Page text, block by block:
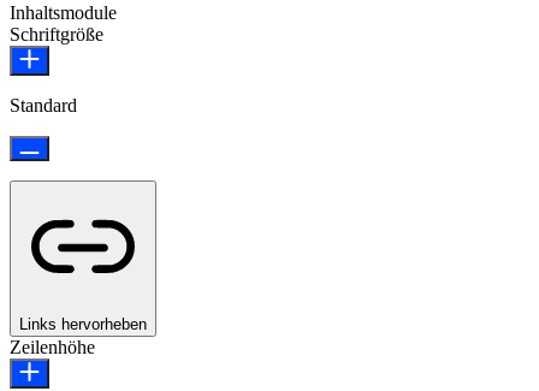
Inhaltsmodule
Schriftgröße
Standard
Links hervorheben
Zeilenhöhe